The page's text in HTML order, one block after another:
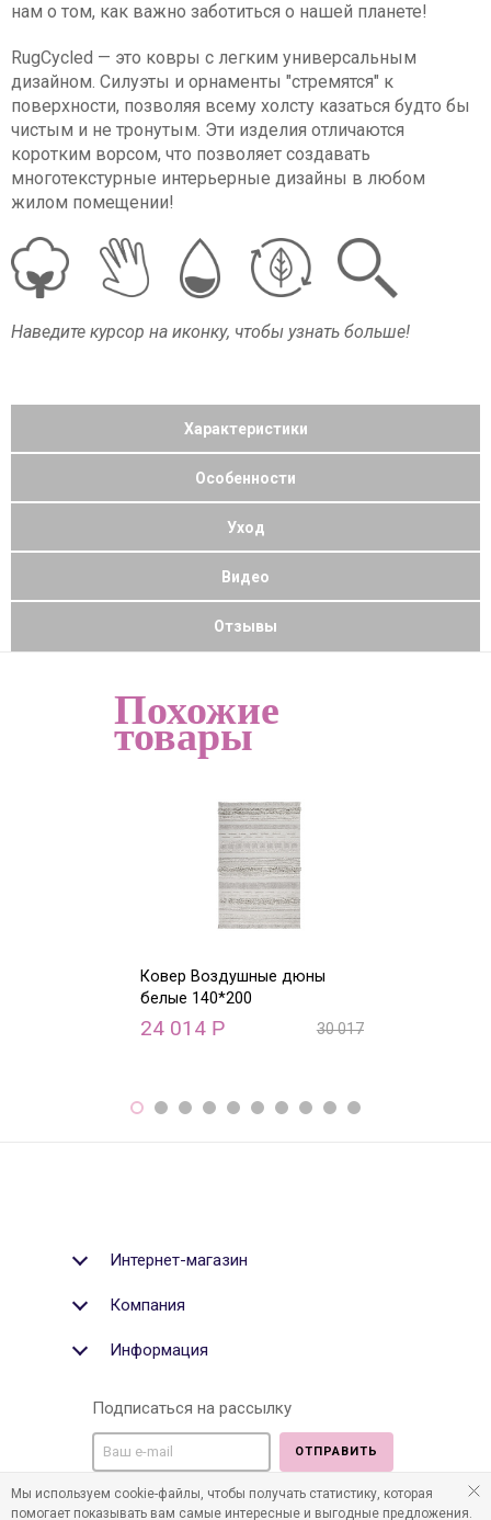
нам о том, как важно заботиться о нашей планете!
RugCycled — это ковры с легким универсальным
дизайном. Силуэты и орнаменты "стремятся" к
поверхности, позволяя всему холсту казаться будто бы
чистым и не тронутым. Эти изделия отличаются
коротким ворсом, что позволяет создавать
многотекстурные интерьерные дизайны в любом
жилом помещении!
Наведите курсор на иконку, чтобы узнать больше!
Характеристики
Особенности
Уход
Видео
Отзывы
Похожие
товары
Ковер Воздушные дюны
белые 140*200
24 014 Р 30 017
Интернет-магазин
Компания
Информация
Подписаться на рассылку
ОТПРАВИТЬ
Мы в социальных медиа:
Мы используем cookie-файлы, чтобы получать статистику, которая
помогает показывать вам самые интересные и выгодные предложения.